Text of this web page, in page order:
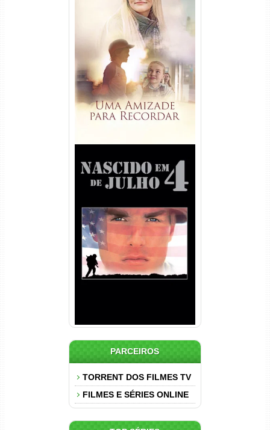
Uma Amizade para Recordar
Torrent (2025) WEB-DL 1080p
Dual Áudio
Nascido em 4 de Julho
Torrent (1989) WEB-DL 1080p
Dual Áudio
PARCEIROS
TORRENT DOS FILMES TV
FILMES E SÉRIES ONLINE